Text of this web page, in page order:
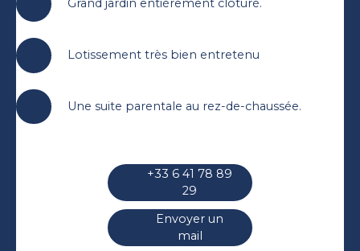
Grand jardin entièrement clôturé.
Lotissement très bien entretenu
Une suite parentale au rez-de-chaussée.
+33 6 41 78 89
29
Envoyer un
mail